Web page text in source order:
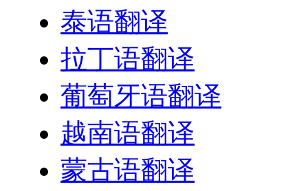
泰语翻译
拉丁语翻译
葡萄牙语翻译
越南语翻译
蒙古语翻译